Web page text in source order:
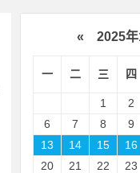
« 2025年
一 二 三 四
1 2
6
7 8 9
13
14 15 16
20
21 22 23